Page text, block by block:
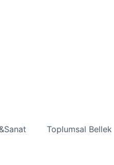
Toplumsal Bellek